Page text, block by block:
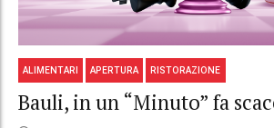
ALIMENTARI APERTURA RISTORAZIONE
Bauli, in un “Minuto” fa